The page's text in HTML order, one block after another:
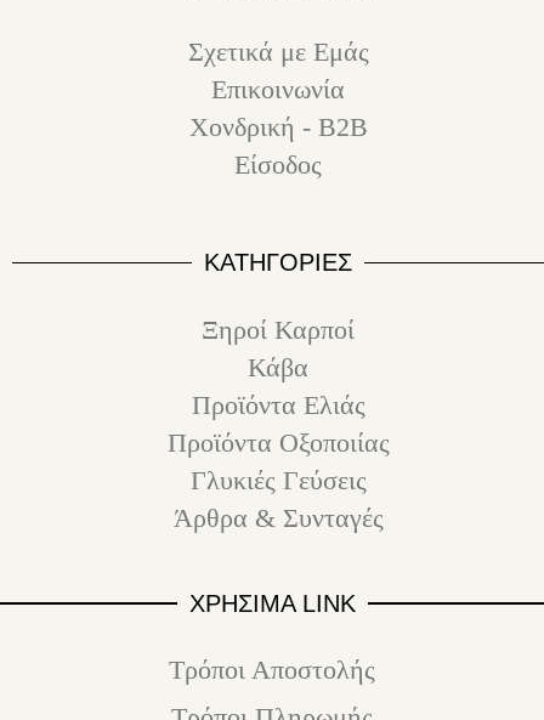
Σχετικά με Εμάς
Επικοινωνία
Χονδρική - B2B
Είσοδος
ΚΑΤΗΓΟΡΙΕΣ
Ξηροί Καρποί
Κάβα
Προϊόντα Ελιάς
Προϊόντα Οξοποιίας
Γλυκιές Γεύσεις
Άρθρα & Συνταγές
ΧΡΗΣΙΜΑ LINK
Τρόποι Αποστολής